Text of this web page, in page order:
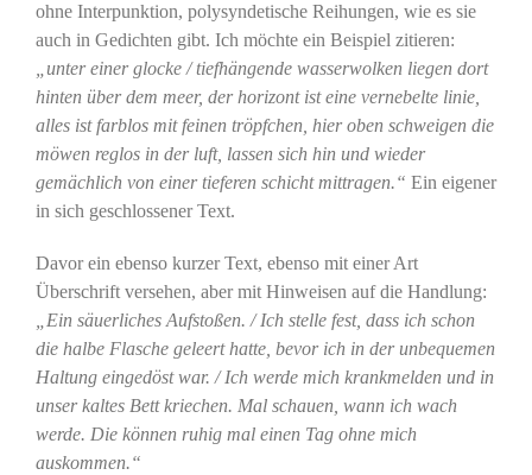
ohne Interpunktion, polysyndetische Reihungen, wie es sie
auch in Gedichten gibt. Ich möchte ein Beispiel zitieren:
„unter einer glocke / tiefhängende wasserwolken liegen dort
hinten über dem meer, der horizont ist eine vernebelte linie,
alles ist farblos mit feinen tröpfchen, hier oben schweigen die
möwen reglos in der luft, lassen sich hin und wieder
gemächlich von einer tieferen schicht mittragen.“ Ein eigener
in sich geschlossener Text.
Davor ein ebenso kurzer Text, ebenso mit einer Art
Überschrift versehen, aber mit Hinweisen auf die Handlung:
„Ein säuerliches Aufstoßen. / Ich stelle fest, dass ich schon
die halbe Flasche geleert hatte, bevor ich in der unbequemen
Haltung eingedöst war. / Ich werde mich krankmelden und in
unser kaltes Bett kriechen. Mal schauen, wann ich wach
werde. Die können ruhig mal einen Tag ohne mich
auskommen.“